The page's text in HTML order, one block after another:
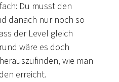
Du musst den
danach nur noch so
der Level gleich
wäre es doch
wie man
erreicht.